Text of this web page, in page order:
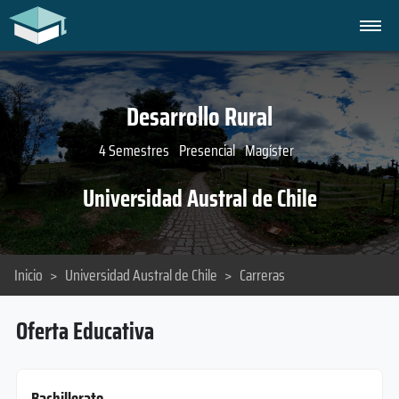
Desarrollo Rural
4 Semestres Presencial Magíster
Universidad Austral de Chile
Inicio > Universidad Austral de Chile > Carreras
Oferta Educativa